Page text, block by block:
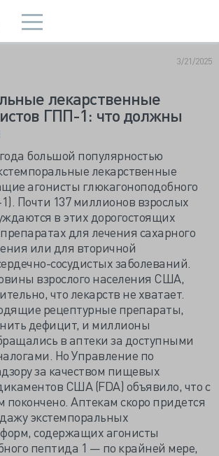
3/21/2025
лекарственные
ГПП-1: что должны
большой популярностью
лекарственные
агонисты глюкагоноподобного
Почти 137 миллионов взрослых
в этих дорогостоящих
для лечения сахарного
или для вторичной
сосудистых заболеваний.
взрослого населения США,
что лекарств не хватает.
рецептурные препараты,
дефицит, и миллионы
в аптеки за доступными
Но Управление по
за качеством пищевых
США (FDA) объявило, что с
Аптекам скоро придется
экстемпоральных
содержащих агонисты
пептида 1 — по крайней мере,